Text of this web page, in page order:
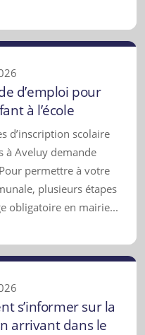
d’emploi pour
à l’école
d’inscription scolaire
à Aveluy demande
permettre à votre
plusieurs étapes
obligatoire en mairie...
s’informer sur la
arrivant dans le